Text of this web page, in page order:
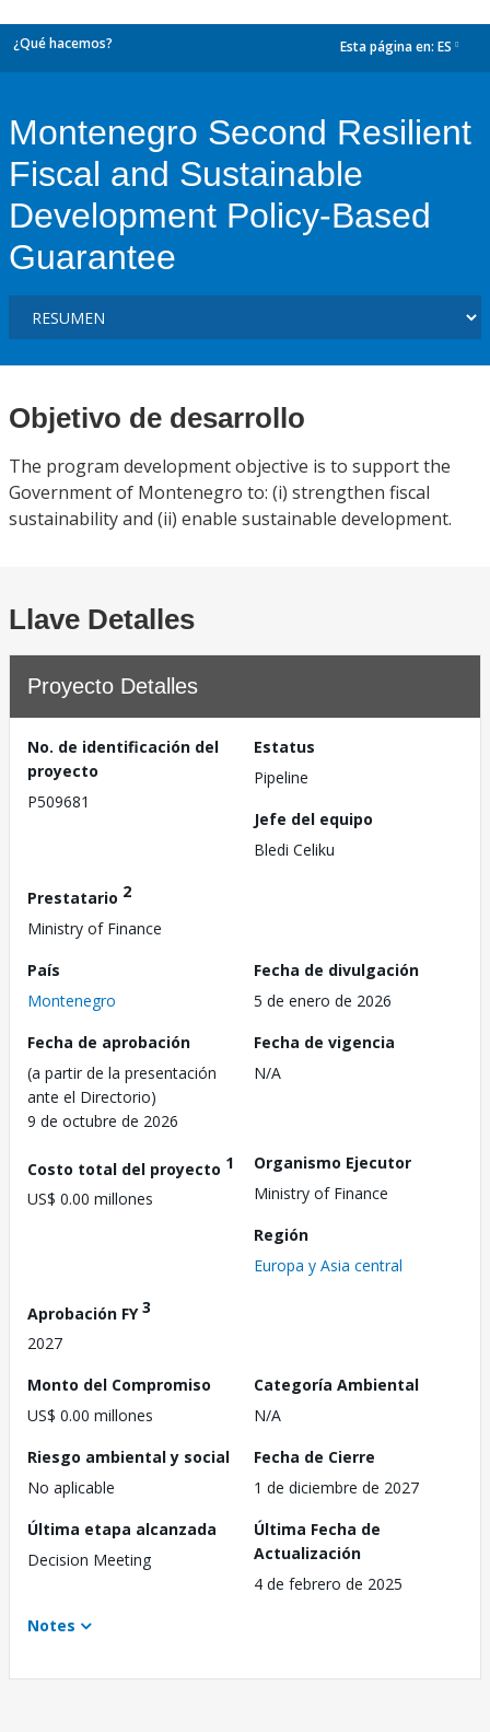
¿Qué hacemos? Esta página en: ES
Montenegro Second Resilient
Fiscal and Sustainable
Development Policy-Based
Guarantee
Objetivo de desarrollo
The program development objective is to support the
Government of Montenegro to: (i) strengthen fiscal
sustainability and (ii) enable sustainable development.
Llave Detalles
Proyecto Detalles
No. de identificación del
proyecto
P509681
Estatus
Pipeline
Jefe del equipo
Bledi Celiku
Prestatario 2
Ministry of Finance
País
Montenegro
Fecha de divulgación
5 de enero de 2026
Fecha de aprobación
(a partir de la presentación
ante el Directorio)
9 de octubre de 2026
Fecha de vigencia
N/A
Costo total del proyecto 1
US$ 0.00 millones
Organismo Ejecutor
Ministry of Finance
Región
Europa y Asia central
Aprobación FY3
2027
Monto del Compromiso
US$ 0.00 millones
Categoría Ambiental
N/A
Riesgo ambiental y social
No aplicable
Fecha de Cierre
1 de diciembre de 2027
Última etapa alcanzada
Decision Meeting
Última Fecha de
Actualización
4 de febrero de 2025
Notes